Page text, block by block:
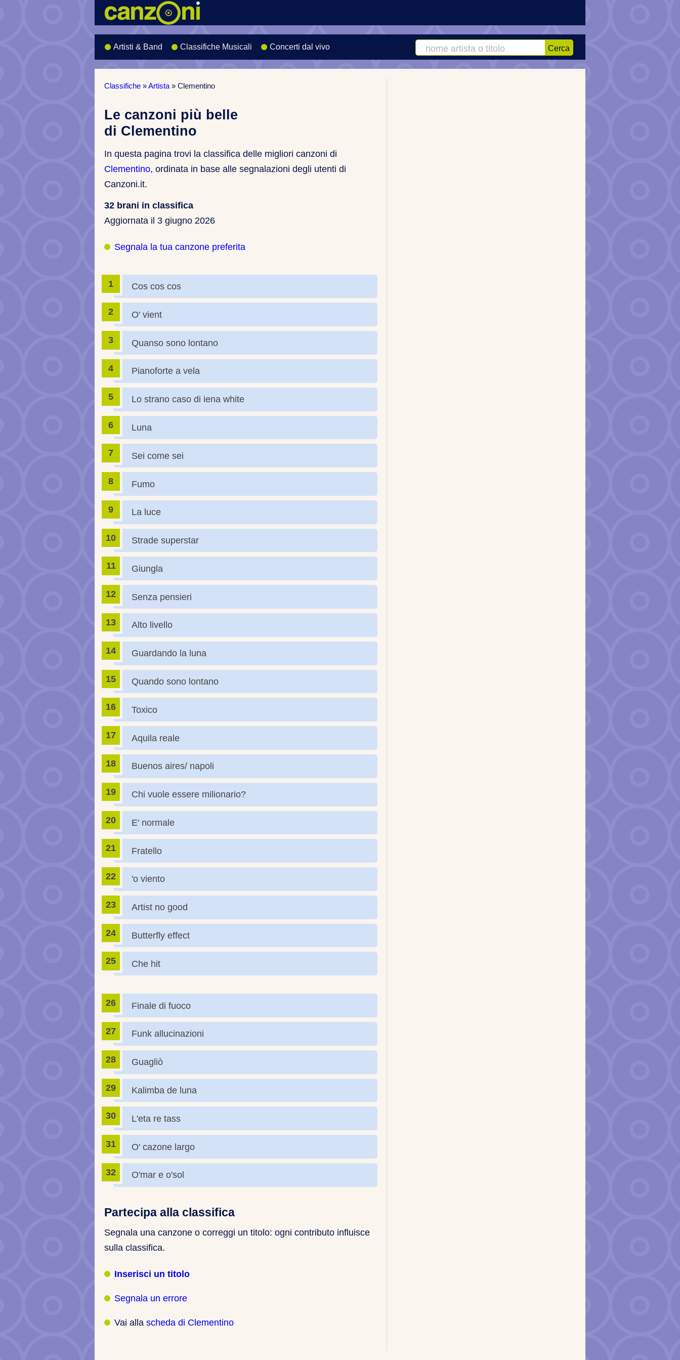
Artisti & Band Classifiche Musicali Concerti dal vivo
Cerca
Cerca
Classifiche »Artista »Clementino
Le canzoni più belle
di Clementino
In questa pagina trovi la classifica delle migliori canzoni di
Clementino, ordinata in base alle segnalazioni degli utenti di
Canzoni.it.
32 brani in classifica
Aggiornata il3 giugno 2026
Segnala la tua canzone preferita
Cos cos cos
O' vient
Quanso sono lontano
Pianoforte a vela
Lo strano caso di iena white
Luna
Sei come sei
Fumo
La luce
Strade superstar
Giungla
Senza pensieri
Alto livello
Guardando la luna
Quando sono lontano
Toxico
Aquila reale
Buenos aires/ napoli
Chi vuole essere milionario?
E' normale
Fratello
'o viento
Artist no good
Butterfly effect
Che hit
Finale di fuoco
Funk allucinazioni
Guagliò
Kalimba de luna
L'eta re tass
O' cazone largo
O'mar e o'sol
Partecipa alla classifica
Segnala una canzone o correggi un titolo: ogni contributo influisce
sulla classifica.
Inserisci un titolo
Segnala un errore
Vai allascheda di Clementino